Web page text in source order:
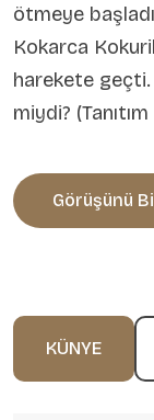
ötmeye
Kokarca
harekete geçti.
miydi?
Görüşünü
KÜNYE